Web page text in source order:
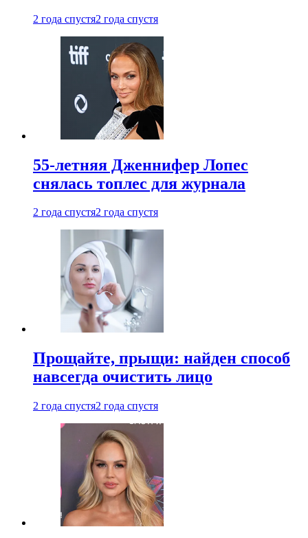
2 года спустя2 года спустя
55-летняя Дженнифер Лопес
снялась топлес для журнала
2 года спустя2 года спустя
Прощайте, прыщи: найден способ
навсегда очистить лицо
2 года спустя2 года спустя